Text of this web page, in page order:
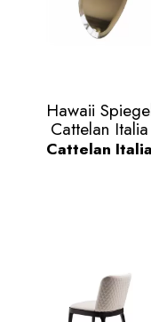
Vorschau
Hawaii
Cattelan Italia
Cattelan Italia